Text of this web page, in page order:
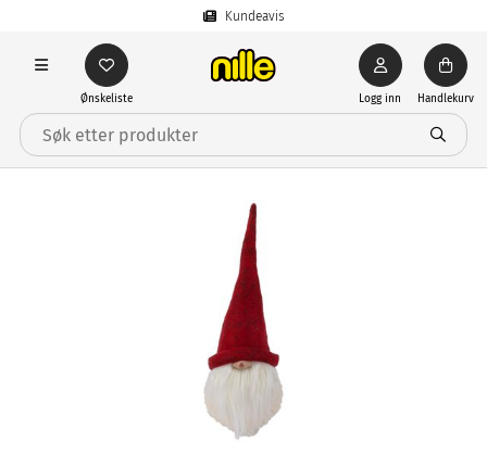
Kundeavis
Ønskeliste Logg inn Handlekurv